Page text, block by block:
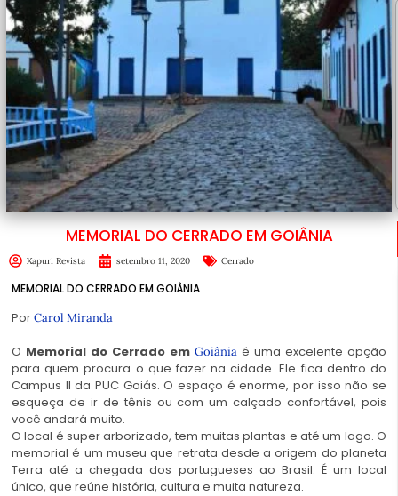
MEMORIAL DO CERRADO EM GOIÂNIA
Xapuri Revista setembro 11, 2020 Cerrado
MEMORIAL DO CERRADO EM GOIÂNIA
PorCarol Miranda
O Memorial do Cerrado em Goiânia é uma excelente opção
para quem procura o que fazer na cidade. Ele fica dentro do
Campus II da PUC Goiás. O espaço é enorme, por isso não se
esqueça de ir de tênis ou com um calçado confortável, pois
você andará muito.
O local é super arborizado, tem muitas plantas e até um lago. O
memorial é um museu que retrata desde a origem do planeta
Terra até a chegada dos portugueses ao Brasil. É um local
único, que reúne história, cultura e muita natureza.